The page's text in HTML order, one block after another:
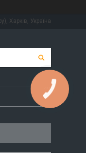
Харків, Україна
КНОПКА
ЗВ'ЯЗКУ